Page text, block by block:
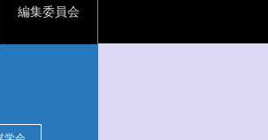
編集委員会